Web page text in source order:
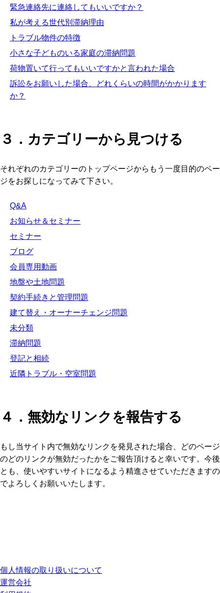
緊急連絡先に連絡してもいいですか？
私が考える世代別滞納理由
トラブル物件の特徴
小さな子どものいる家庭の滞納問題
荷物置いて行ってもいいですかと言われた場合
訴訟をお願いした場合、どれくらいの時間がかかります
か？
３．カテゴリーから見つける
それぞれのカテゴリーのトップページからもう一度目的のペー
ジをお探しになってみて下さい。
Q&A
お知らせ＆セミナー
セミナー
ブログ
会員専用動画
地盤や土地問題
契約手続きと管理問題
建て替え・オーナーチェンジ問題
未分類
滞納問題
登記と相続
近隣トラブル・空室問題
４．無効なリンクを報告する
もし当サイト内で無効なリンクを発見された場合、どのページ
のどのリンクが無効だったかをご報告頂けると幸いです。今後
とも、使いやすいサイトになるよう精進させていただきますの
でよろしくお願いいたします。
個人情報の取り扱いについて
運営会社